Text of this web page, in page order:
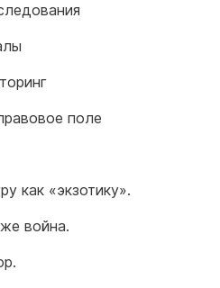
поле
как «экзотику».
война.